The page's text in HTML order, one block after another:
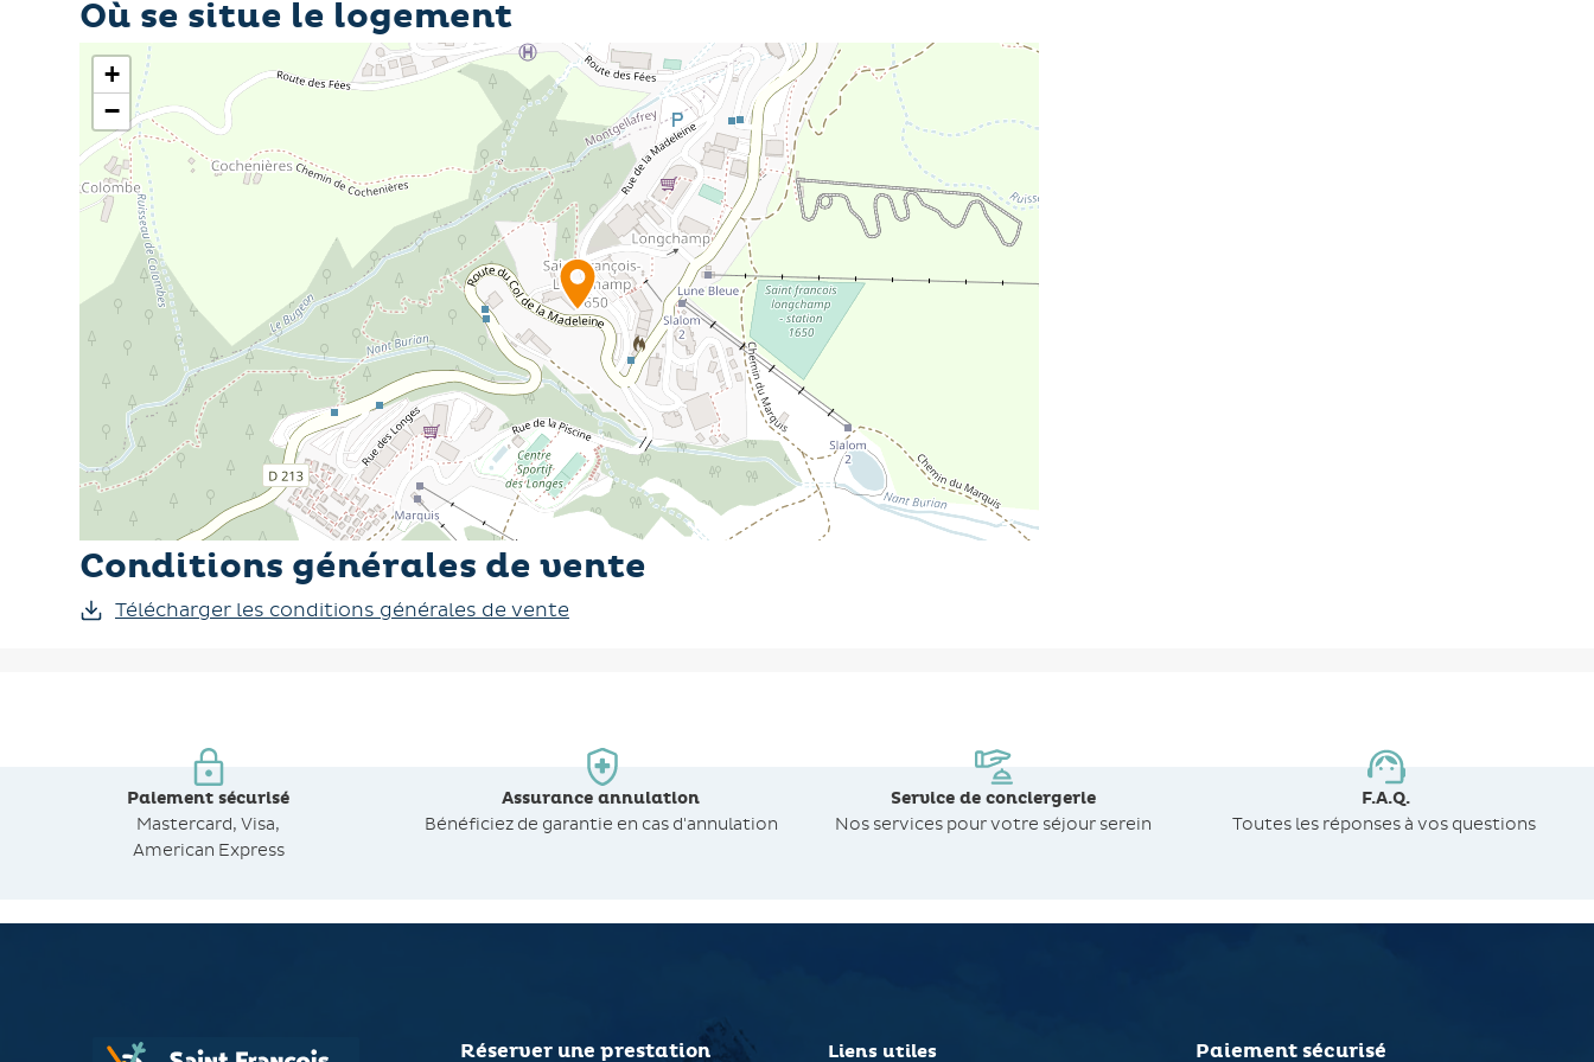
- Remise des clés à partir de 17h à la Centrale de Réservation de Saint François Longchamp 1650.
Cet appartement fonctionnel et bien équipé est une base idéale pour vos vacances d’été à la
montagne.
Où se situe le logement
+
−
Conditions générales de vente
Télécharger les conditions générales de vente
Paiement sécurisé
Mastercard, Visa,
American Express
Assurance annulation
Bénéficiez de garantie en cas d'annulation
Service de conciergerie
Nos services pour votre séjour serein
F.A.Q.
Toutes les réponses à vos questions
Réserver une prestation Liens utiles Paiement sécurisé